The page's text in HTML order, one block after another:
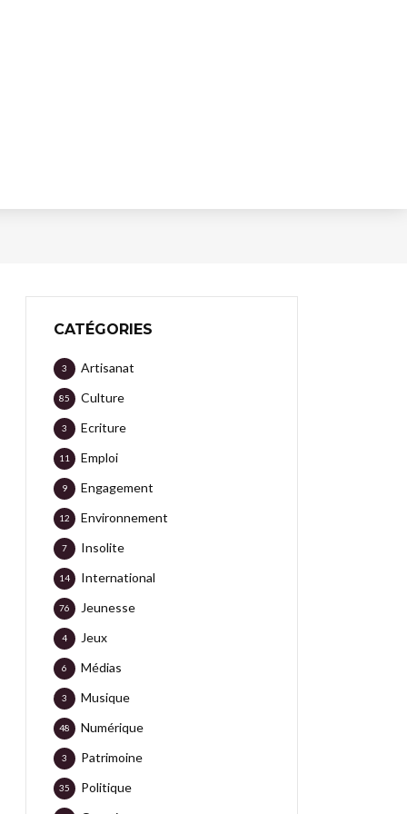
CATÉGORIES
Artisanat
3
Culture
85
Ecriture
3
Emploi
11
Engagement
9
Environnement
12
Insolite
7
International
14
Jeunesse
76
Jeux
4
Médias
6
Musique
3
Numérique
48
Patrimoine
3
Politique
35